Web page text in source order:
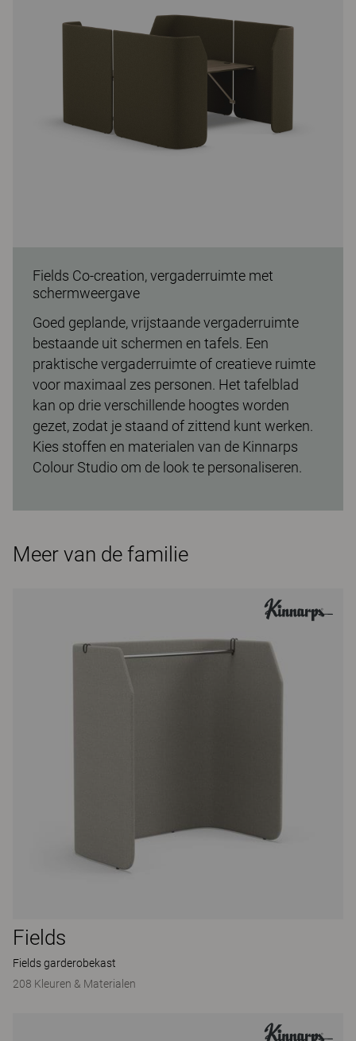
Fields Co-creation, vergaderruimte met
schermweergave
Goed geplande, vrijstaande vergaderruimte
bestaande uit schermen en tafels. Een
praktische vergaderruimte of creatieve ruimte
voor maximaal zes personen. Het tafelblad
kan op drie verschillende hoogtes worden
gezet, zodat je staand of zittend kunt werken.
Kies stoffen en materialen van de Kinnarps
Colour Studio om de look te personaliseren.
Meer van de familie
Fields
Fields garderobekast
208 Kleuren & Materialen